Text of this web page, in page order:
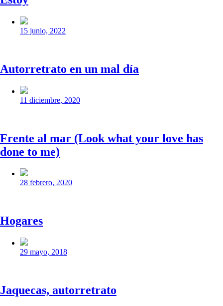
Fecha
publicación
15 junio, 2022
Autorretrato en un mal día
Fecha
publicación
11 diciembre, 2020
Frente al mar (Look what your love has
done to me)
Fecha
publicación
28 febrero, 2020
Hogares
Fecha
publicación
29 mayo, 2018
Jaquecas, autorretrato